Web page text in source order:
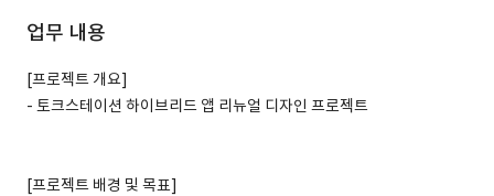
업무 내용
[프로젝트 개요]
- 토크스테이션 하이브리드 앱 리뉴얼 디자인 프로젝트
[프로젝트 배경 및 목표]